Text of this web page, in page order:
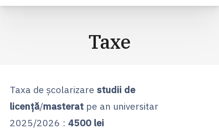
Taxe
Taxa de școlarizare studii de
licență/masterat pe an universitar
2025/2026 : 4500 lei